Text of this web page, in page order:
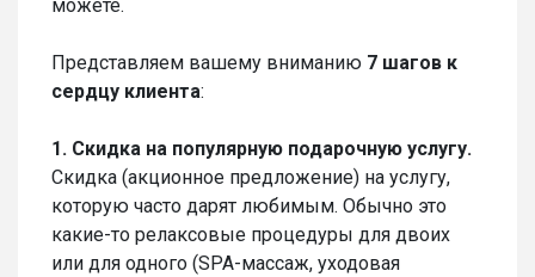
можете.
Представляем вашему вниманию 7 шагов к
сердцу клиента:
1. Скидка на популярную подарочную услугу.
Скидка (акционное предложение) на услугу,
которую часто дарят любимым. Обычно это
какие-то релаксовые процедуры для двоих
или для одного (SPA-массаж, уходовая